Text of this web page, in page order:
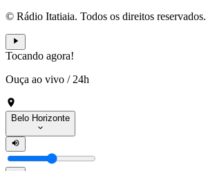
© Rádio Itatiaia. Todos os direitos reservados.
Tocando agora!
Ouça ao vivo / 24h
Belo Horizonte